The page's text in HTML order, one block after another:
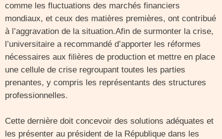
comme les fluctuations des marchés financiers
mondiaux, et ceux des matières premières, ont contribué
à l’aggravation de la situation.Afin de surmonter la crise,
l’universitaire a recommandé d’apporter les réformes
nécessaires aux filières de production et mettre en place
une cellule de crise regroupant toutes les parties
prenantes, y compris les représentants des structures
professionnelles.
Cette dernière doit concevoir des solutions adéquates et
les présenter au président de la République dans les